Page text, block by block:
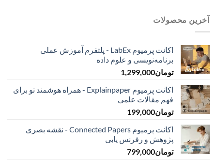
آخرین محصولات
اکانت پرمیوم LabEx - پلتفرم آموزش عملی
برنامه‌نویسی و علوم داده
تومان1,299,000
اکانت پرمیوم Explainpaper - همراه هوشمند تو برای
فهم مقالات علمی
تومان199,000
اکانت پرمیوم Connected Papers - نقشه بصری
پژوهش و رفرنس یابی
تومان799,000